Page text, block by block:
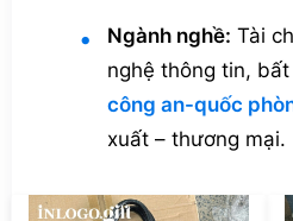
Ngành nghề: Tài
nghệ thông tin,
công an-quốc
xuất – thương mại.